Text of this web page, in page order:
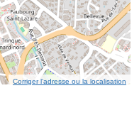
Corriger l’adresse ou la localisation